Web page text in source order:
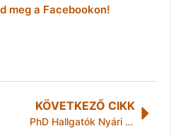
meg a Facebookon!
KÖVETKEZŐ CIKK
PhD Hallgatók Nyári Továbbképző Tábora